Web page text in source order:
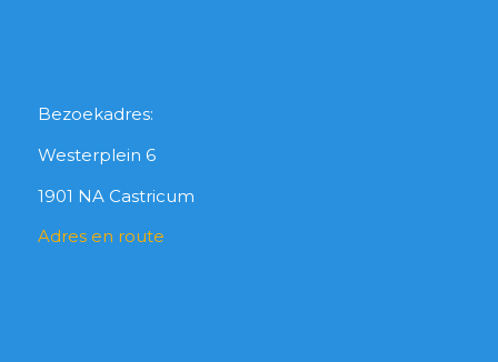
Bezoekadres:
Westerplein 6
1901 NA Castricum
Adres en route